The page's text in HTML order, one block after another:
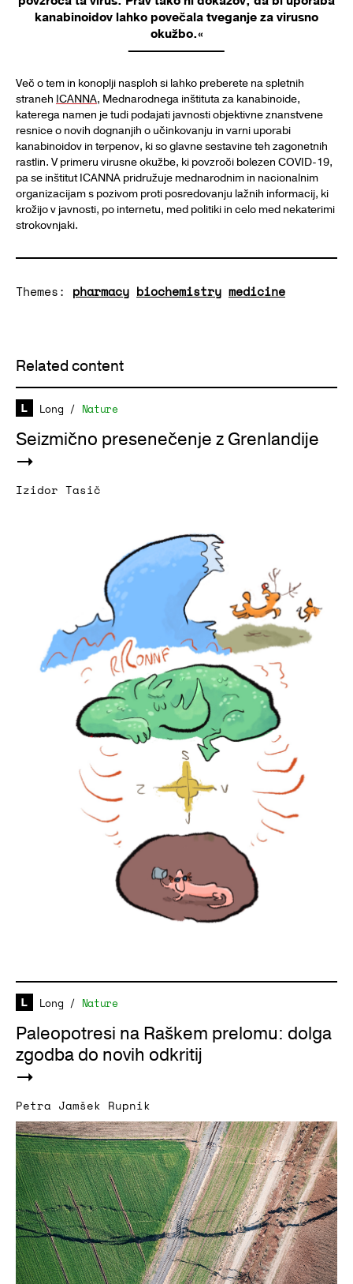
kanabinoidov lahko povečala tveganje za virusno
okužbo.«
Več o tem in konoplji nasploh si lahko preberete na spletnih
straneh ICANNA, Mednarodnega inštituta za kanabinoide,
katerega namen je tudi podajati javnosti objektivne znanstvene
resnice o novih dognanjih o učinkovanju in varni uporabi
kanabinoidov in terpenov, ki so glavne sestavine teh zagonetnih
rastlin. V primeru virusne okužbe, ki povzroči bolezen COVID-19,
pa se inštitut ICANNA pridružuje mednarodnim in nacionalnim
organizacijam s pozivom proti posredovanju lažnih informacij, ki
krožijo v javnosti, po internetu, med politiki in celo med nekaterimi
strokovnjaki.
Themes: pharmacy biochemistry medicine
Related content
Long / Nature
Seizmično presenečenje z Grenlandije
Izidor Tasič
Long / Nature
Paleopotresi na Raškem prelomu: dolga
zgodba do novih odkritij
Petra Jamšek Rupnik